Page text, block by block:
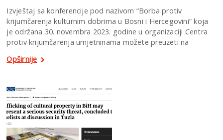
Izvještaj sa konferencije pod nazivom “Borba protiv
krijumčarenja kulturnim dobrima u Bosni i Hercegovini” koja
je održana 30. novembra 2023. godine u organizaciji Centra
protiv krijumčarenja umjetninama možete preuzeti na
Opširnije